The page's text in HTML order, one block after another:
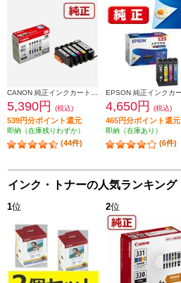
5,390円 (税込)
539円分ポイント還元
即納（在庫残りわずか）
(44件)
4,650円 (税込)
465円分ポイント還元
即納（在庫あり）
(6件)
インク・トナーの人気ランキング
1位 2位